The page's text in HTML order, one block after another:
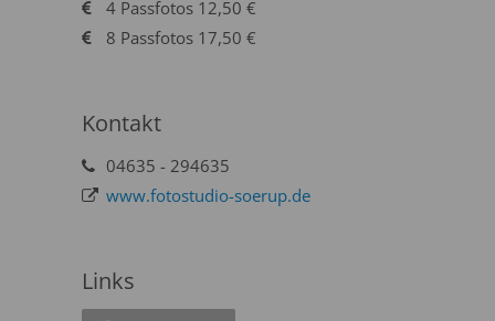
4 Passfotos 12,50 €
8 Passfotos 17,50 €
Kontakt
04635 - 294635
www.fotostudio-soerup.de
Links